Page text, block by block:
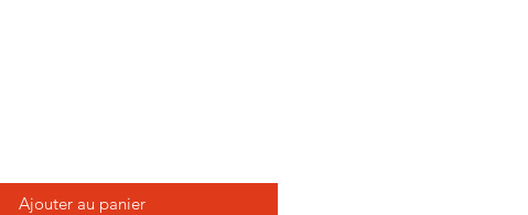
Ajouter au panier